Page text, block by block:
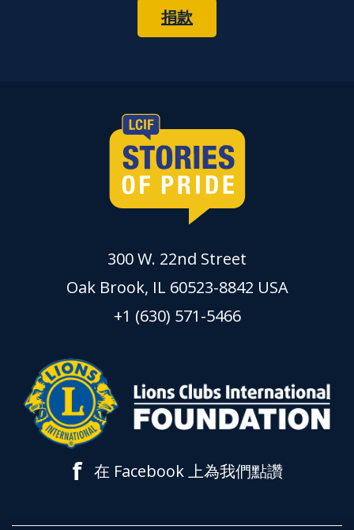
捐款
300 W. 22nd Street
Oak Brook, IL 60523-8842 USA
+1 (630) 571-5466
f 在 Facebook 上為我們點讚